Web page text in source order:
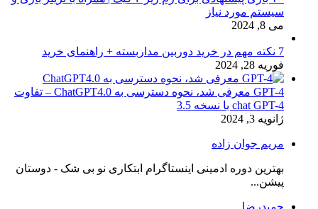
سیستم مورد نیاز
می 8, 2024
7 نکته مهم در خرید دوربین مداربسته + راهنمای خرید
فوریه 28, 2024
GPT-4 معرفی شد، نحوه دسترسی به ChatGPT4.0 – تفاوت
chat GPT-4 با نسخه 3.5
ژانویه 3, 2024
مریم جوان زاده
بهترین دوره ادمینی اینستاگرام ابتکاری نو بی شک - دوستان
پیشن...
حمیدرضا